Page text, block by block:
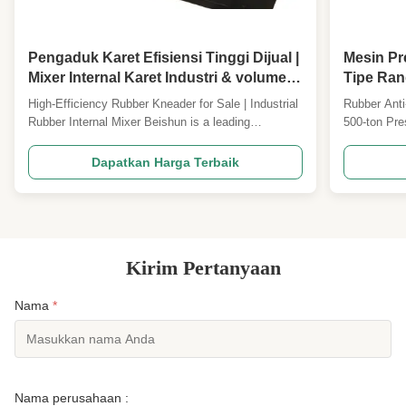
Pengaduk Karet Efisiensi Tinggi Dijual |
Mixer Internal Karet Industri & volume
rongga 35L
High-Efficiency Rubber Kneader for Sale | Industrial
Rubber Internal Mixer Beishun is a leading
machinery, providing efficient, reliable, and precise
processing solutions for rubber and tire
manufacturers worldwide. Our heavy-duty
Dapatkan Harga Terbaik
Mesin
Tipe
Press
Rubber
500-ton
rubber
consistent
Kirim Pertanyaan
Nama *
Nama perusahaan :